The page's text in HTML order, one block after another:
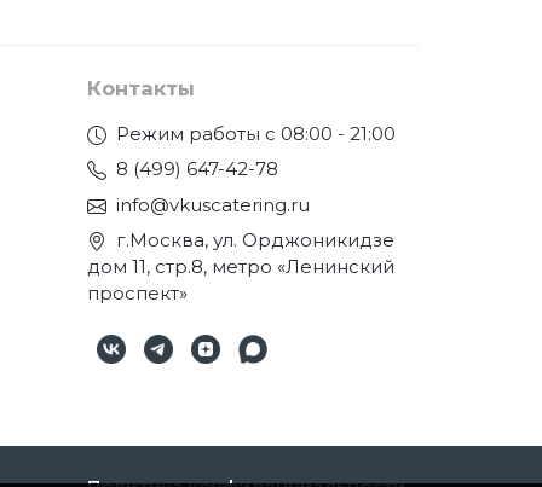
Контакты
Режим работы с 08:00 - 21:00
8 (499) 647-42-78
info@vkuscatering.ru
г.Москва, ул. Орджоникидзе
дом 11, стр.8, метро «Ленинский
проспект»